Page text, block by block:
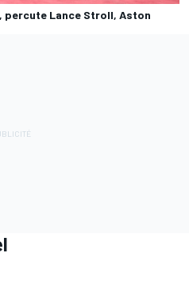
percute Lance Stroll, Aston